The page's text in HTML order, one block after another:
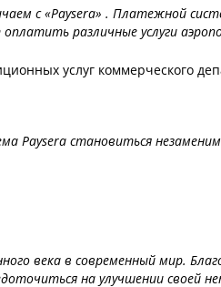
с «Paysera» . Платежной
различные услуги
услуг коммерческого
Paysera становиться
века в современный мир.
на улучшении своей